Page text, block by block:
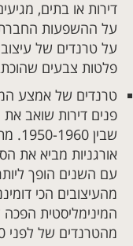
דירות או בתים,
על ההשפעות
על טרנדים של
פלטות צבעים
טרנדים של אמצע
פנים דירות שואב
אורגניות מביא את
עם השנים הופך
מהעיצובים הכי
המינימליסטית
מהטרנדים של לפני 60 שנה חזרה לימינו.